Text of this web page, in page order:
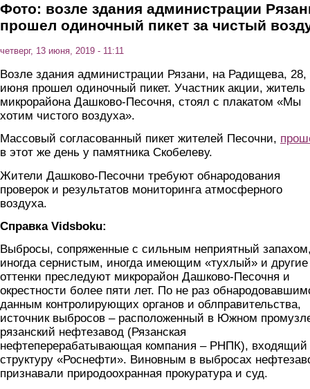
Фото: возле здания администрации
прошел одиночный пикет за чистый
четверг, 13 июня, 2019 - 11:11
Возле здания администрации Рязани, на Радищева, 28,
июня прошел одиночный пикет. Участник акции, житель
микрорайона Дашково-Песочня, стоял с плакатом «Мы
хотим чистого воздуха».
Массовый согласованный пикет жителей Песочни,
в этот же день у памятника Скобелеву.
Жители Дашково-Песочни требуют обнародования
проверок и результатов мониторинга атмосферного
воздуха.
Справка Vidsboku:
Выбросы, сопряженные с сильным неприятный
иногда сернистым, иногда имеющим «тухлый» и другие
оттенки преследуют микрорайон Дашково-Песочня и
окрестности более пяти лет. По не раз
данным контролирующих органов и облправительства,
источник выбросов – расположенный в Южном
рязанский нефтезавод (Рязанская
нефтеперерабатывающая компания – РНПК), входящий
структуру «Роснефти». Виновным в выбросах
признавали природоохранная прокуратура и суд.